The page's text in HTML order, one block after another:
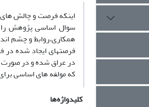
اینکه فرصت و چالش
سوال اساسی پژوهش
همکاری،روابط و چشم
فرصتهای ایجاد شده در
در عراق شده و در صورت
که مولفه های اساسی
کلیدواژه‌ها